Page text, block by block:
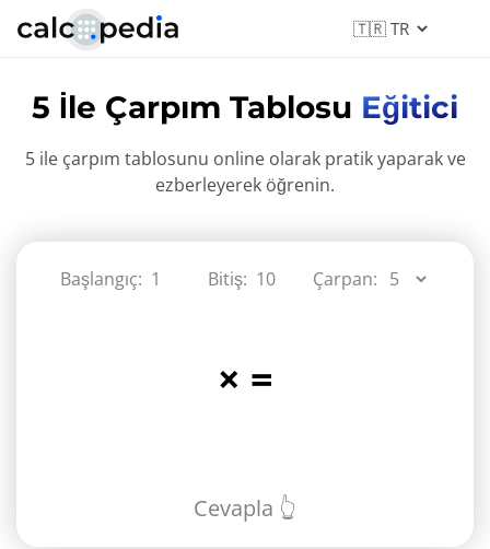
5 İle Çarpım Tablosu Eğitici
5 ile çarpım tablosunu online olarak pratik yaparak ve
ezberleyerek öğrenin.
Başlangıç: Bitiş: Çarpan:
× =
Cevapla 👆